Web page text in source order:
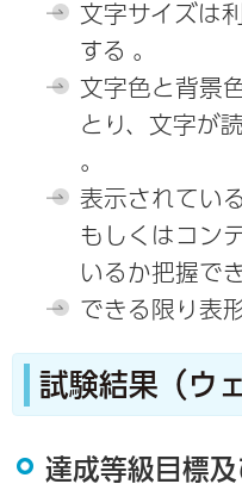
文字サイズは
する 。
文字色と背景
とり、文字が
。
表示されてい
もしくはコン
いるか把握で
できる限り表
試験結果（ウ
達成等級目標